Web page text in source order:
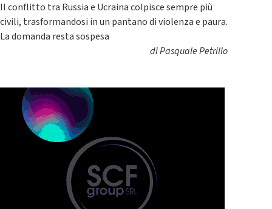
Il conflitto tra Russia e Ucraina colpisce sempre più
civili, trasformandosi in un pantano di violenza e paura.
La domanda resta sospesa
diPasquale Petrillo